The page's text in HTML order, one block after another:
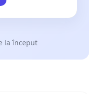
la început